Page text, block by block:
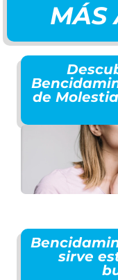
MÁS
de
sirve